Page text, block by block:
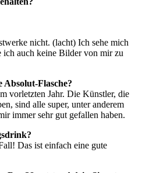
nicht. (lacht) Ich sehe mich
ich auch keine Bilder von mir zu
Absolut-Flasche?
vorletzten Jahr. Die Künstler, die
sind alle super, unter anderem
immer sehr gut gefallen haben.
Das ist einfach eine gute